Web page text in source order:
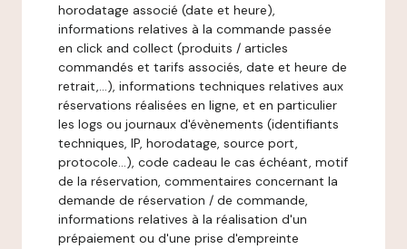
horodatage associé (date et heure),
informations relatives à la commande passée
en click and collect (produits / articles
commandés et tarifs associés, date et heure de
retrait,…), informations techniques relatives aux
réservations réalisées en ligne, et en particulier
les logs ou journaux d'évènements (identifiants
techniques, IP, horodatage, source port,
protocole…), code cadeau le cas échéant, motif
de la réservation, commentaires concernant la
demande de réservation / de commande,
informations relatives à la réalisation d'un
prépaiement ou d'une prise d'empreinte